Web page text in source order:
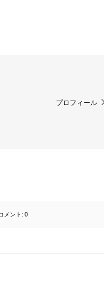
プロフィール
メント: 0